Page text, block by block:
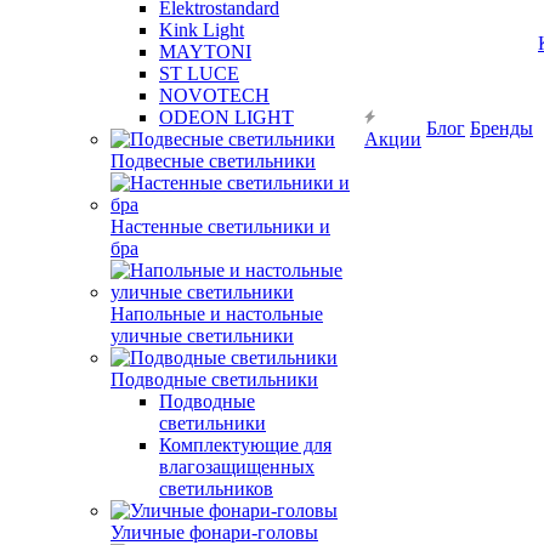
Elektrostandard
Kink Light
MAYTONI
ST LUCE
NOVOTECH
ODEON LIGHT
Подвесные светильники
Настенные светильники и
бра
Напольные и настольные
уличные светильники
Подводные светильники
Подводные
светильники
Комплектующие для
влагозащищенных
светильников
Уличные фонари-головы
Акции
Блог Бренды